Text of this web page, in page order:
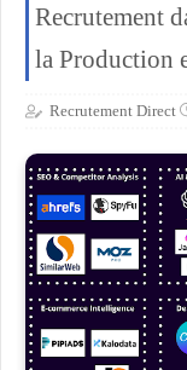
Recrutement
la Production
Recrutement Direct